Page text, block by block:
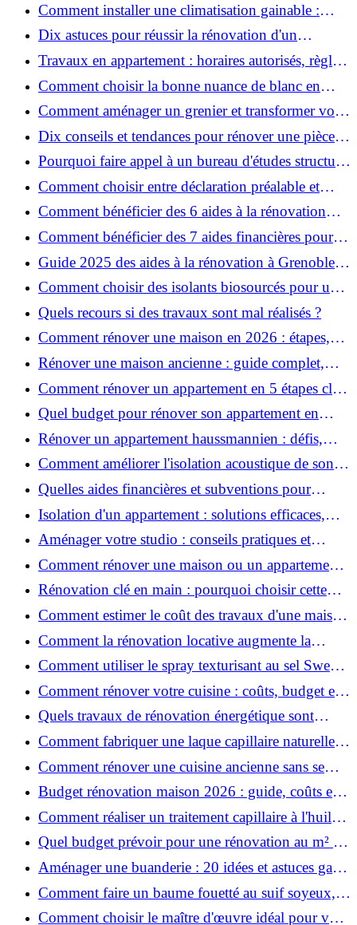
Comment installer une climatisation gainable :
coût, étapes et conseils ?
Dix astuces pour réussir la rénovation d'un
appartement
Travaux en appartement : horaires autorisés, règles
et bonnes pratiques
Comment choisir la bonne nuance de blanc en
décoration et éviter les pièges ?
Comment aménager un grenier et transformer vos
combles en espace habitable ?
Dix conseils et tendances pour rénover une pièce
de la maison
Pourquoi faire appel à un bureau d'études structure
pour garantir la sécurité de vos rénovations ?
Comment choisir entre déclaration préalable et
permis de construire pour vos travaux ?
Comment bénéficier des 6 aides à la rénovation
énergétique à Grenoble ?
Comment bénéficier des 7 aides financières pour la
rénovation énergétique à Voiron ?
Guide 2025 des aides à la rénovation à Grenoble et
Voiron : MaPrimeRénov’, CEE, aides locales
Comment choisir des isolants biosourcés pour une
rénovation écologique ?
Quels recours si des travaux sont mal réalisés ?
Comment rénover une maison en 2026 : étapes,
coûts et conseils ?
Rénover une maison ancienne : guide complet,
étapes, budget et astuces
Comment rénover un appartement en 5 étapes clés
?
Quel budget pour rénover son appartement en
2026 ?
Rénover un appartement haussmannien : défis,
conseils pratiques et estimation des prix
Comment améliorer l'isolation acoustique de son
appartement ?
Quelles aides financières et subventions pour
rénover votre appartement en 2026 ?
Isolation d'un appartement : solutions efficaces,
prix et conseils
Aménager votre studio : conseils pratiques et
erreurs à éviter
Comment rénover une maison ou un appartement
avec 50 000 € : budget, étapes et astuces ?
Rénovation clé en main : pourquoi choisir cette
solution et à quoi faire attention ?
Comment estimer le coût des travaux d'une maison
?
Comment la rénovation locative augmente la
rentabilité de votre parc immobilier ?
Comment utiliser le spray texturisant au sel Sweet
Salt pour des cheveux effet plage ?
Comment rénover votre cuisine : coûts, budget et
astuces bois ?
Quels travaux de rénovation énergétique sont
éligibles à MaPrimeRénov' ?
Comment fabriquer une laque capillaire naturelle
maison ?
Comment rénover une cuisine ancienne sans se
ruiner ?
Budget rénovation maison 2026 : guide, coûts et
astuces
Comment réaliser un traitement capillaire à l'huile
maison efficace ?
Quel budget prévoir pour une rénovation au m² en
2026 ?
Aménager une buanderie : 20 idées et astuces gain
de place pour un espace fonctionnel et stylé
Comment faire un baume fouetté au suif soyeux,
fait maison ?
Comment choisir le maître d'œuvre idéal pour vos